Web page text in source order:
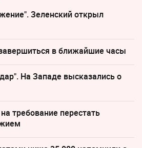
Зеленский открыл
в ближайшие часы
На Западе высказались о
требование перестать